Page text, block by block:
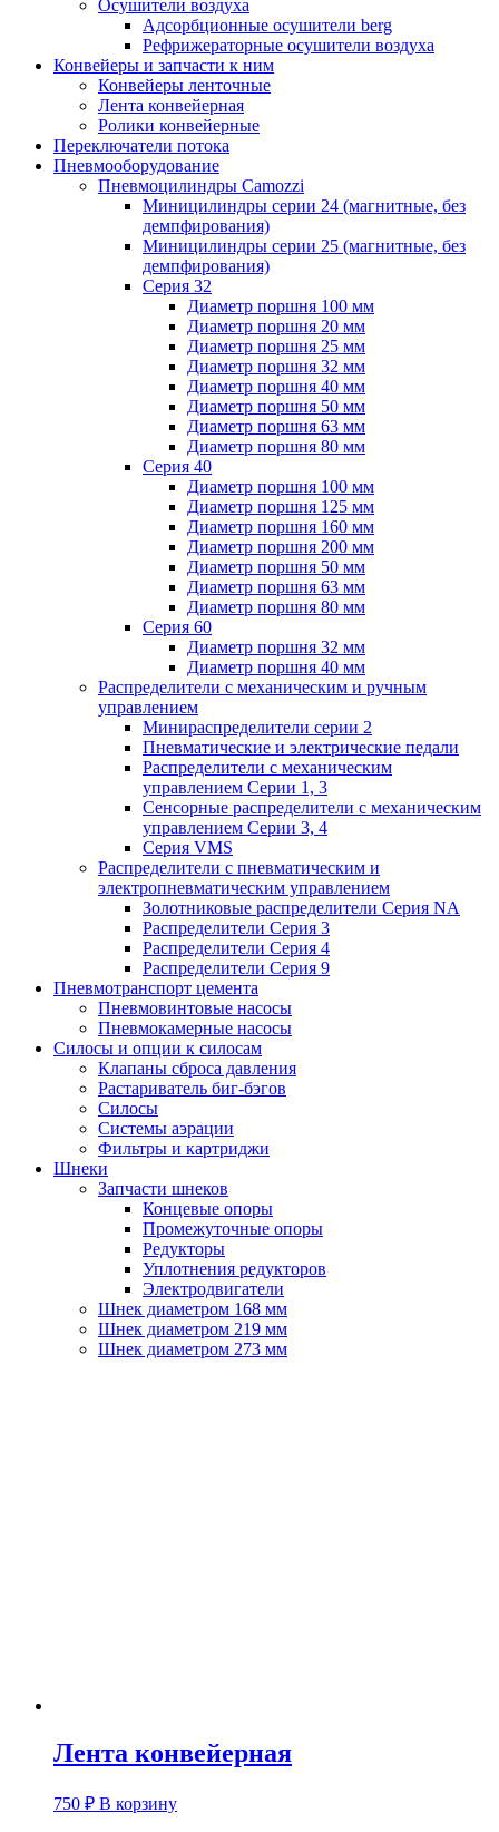
Осушители воздуха
Адсорбционные осушители berg
Рефрижераторные осушители воздуха
Конвейеры и запчасти к ним
Конвейеры ленточные
Лента конвейерная
Ролики конвейерные
Переключатели потока
Пневмооборудование
Пневмоцилиндры Camozzi
Миницилиндры серии 24 (магнитные, без
демпфирования)
Миницилиндры серии 25 (магнитные, без
демпфирования)
Серия 32
Диаметр поршня 100 мм
Диаметр поршня 20 мм
Диаметр поршня 25 мм
Диаметр поршня 32 мм
Диаметр поршня 40 мм
Диаметр поршня 50 мм
Диаметр поршня 63 мм
Диаметр поршня 80 мм
Серия 40
Диаметр поршня 100 мм
Диаметр поршня 125 мм
Диаметр поршня 160 мм
Диаметр поршня 200 мм
Диаметр поршня 50 мм
Диаметр поршня 63 мм
Диаметр поршня 80 мм
Серия 60
Диаметр поршня 32 мм
Диаметр поршня 40 мм
Распределители с механическим и ручным
управлением
Минираспределители серии 2
Пневматические и электрические педали
Распределители с механическим
управлением Серии 1, 3
Сенсорные распределители с механическим
управлением Серии 3, 4
Серия VMS
Распределители с пневматическим и
электропневматическим управлением
Золотниковые распределители Серия NA
Распределители Серия 3
Распределители Серия 4
Распределители Серия 9
Пневмотранспорт цемента
Пневмовинтовые насосы
Пневмокамерные насосы
Силосы и опции к силосам
Клапаны сброса давления
Растариватель биг-бэгов
Силосы
Системы аэрации
Фильтры и картриджи
Шнеки
Запчасти шнеков
Концевые опоры
Промежуточные опоры
Редукторы
Уплотнения редукторов
Электродвигатели
Шнек диаметром 168 мм
Шнек диаметром 219 мм
Шнек диаметром 273 мм
Лента конвейерная
750 ₽ В корзину